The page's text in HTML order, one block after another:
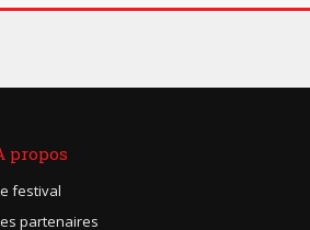
propos
festival
partenaires